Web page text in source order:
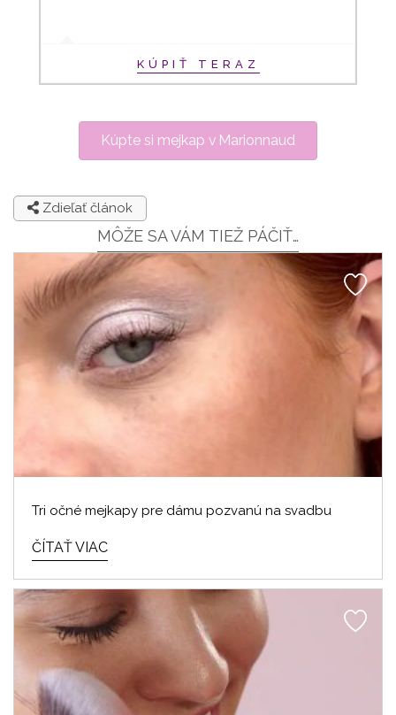
KÚPIŤ TERAZ
Kúpte si mejkap v Marionnaud
Zdieľať článok
MÔŽE SA VÁM TIEŽ PÁČIŤ…
Tri očné mejkapy pre dámu pozvanú na svadbu
ČÍTAŤ VIAC